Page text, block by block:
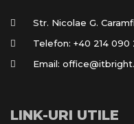
Str. Nicolae G.
Telefon: +40 214 090
Email:
LINK-URI UTILE